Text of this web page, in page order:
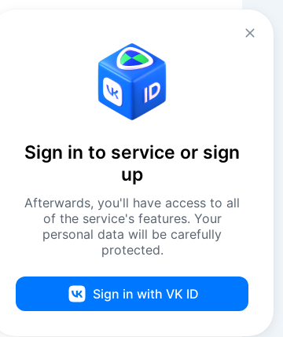
В 14:00
Sign in to service or sign
up
Afterwards, you'll have access to all
of the service's features. Your
personal data will be carefully
protected.
Sign in with VK ID